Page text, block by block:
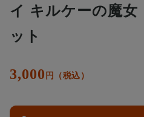
イ キルケーの魔
ット
3,000 円（税込）